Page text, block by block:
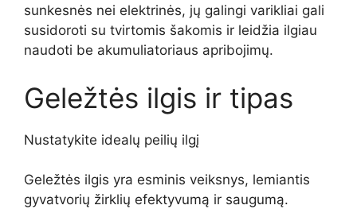
sunkesnės nei elektrinės, jų galingi varikliai gali
susidoroti su tvirtomis šakomis ir leidžia ilgiau
naudoti be akumuliatoriaus apribojimų.
Geležtės ilgis ir tipas
Nustatykite idealų peilių ilgį
Geležtės ilgis yra esminis veiksnys, lemiantis
gyvatvorių žirklių efektyvumą ir saugumą.